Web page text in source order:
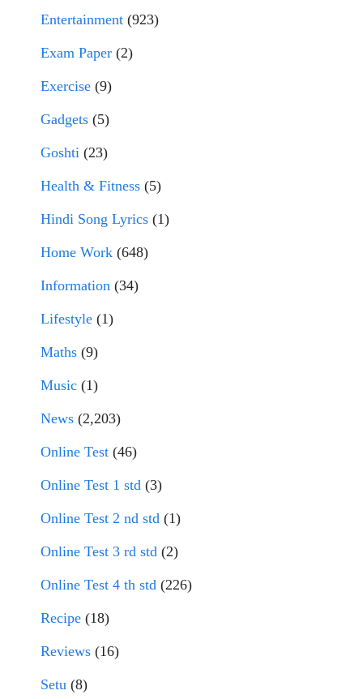
Entertainment (923)
Exam Paper (2)
Exercise (9)
Gadgets (5)
Goshti (23)
Health & Fitness (5)
Hindi Song Lyrics (1)
Home Work (648)
Information (34)
Lifestyle (1)
Maths (9)
Music (1)
News (2,203)
Online Test (46)
Online Test 1 std (3)
Online Test 2 nd std (1)
Online Test 3 rd std (2)
Online Test 4 th std (226)
Recipe (18)
Reviews (16)
Setu (8)